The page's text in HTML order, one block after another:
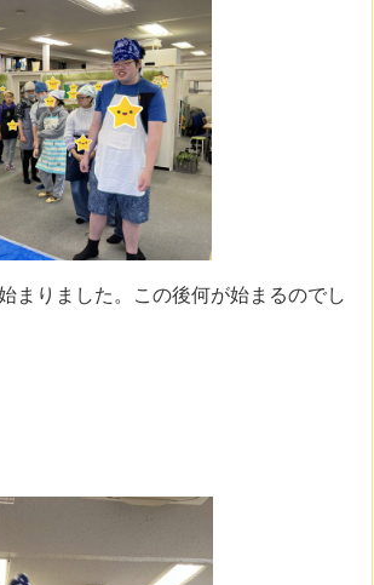
まりました。この後何が始まるのでし